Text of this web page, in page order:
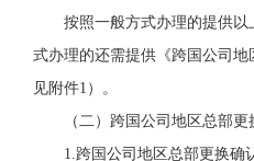
按照一般方式办理的提供以
式办理的还需提供《跨国公司地
见附件1 ）。
（二） 跨国公司地区总部更
1.跨国公司地区总部更换确